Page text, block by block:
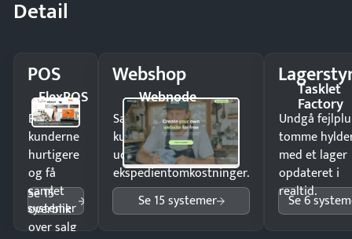
Detail
POS
FlexPOS
Ekspedér
kunderne
hurtigere
og få
samlet
overblik
over salg
Se 15
systemer
Webshop
Webnode
Sælg produkter 24/7 til
kunder i hele landet
uden
ekspedientomkostninger.
Se 15 systemer
Tasklet
Factory
Undgå
tomme
med et lager
opdateret i
realtid.
Se 6